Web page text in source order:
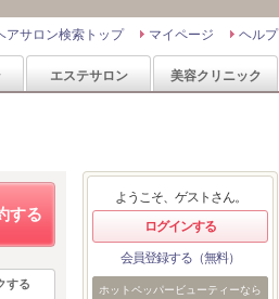
ヘルプ
マイページ
アサロン検索トップ
エステサロン 美容クリニック
する
する
ようこそ、ゲストさん。
ログインする
会員登録する（無料）
ホットペッパービューティーなら